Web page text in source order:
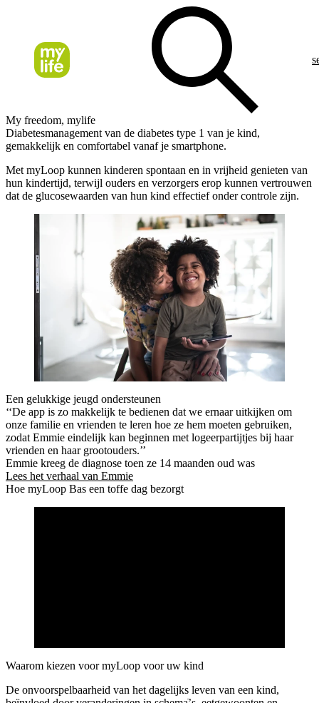
My freedom, mylife
Diabetesmanagement van de diabetes type 1 van je kind,
gemakkelijk en comfortabel vanaf je smartphone.
Met myLoop kunnen kinderen spontaan en in vrijheid genieten van
hun kindertijd, terwijl ouders en verzorgers erop kunnen vertrouwen
dat de glucosewaarden van hun kind effectief onder controle zijn.
Een gelukkige jeugd ondersteunen
‘‘De app is zo makkelijk te bedienen dat we ernaar uitkijken om
onze familie en vrienden te leren hoe ze hem moeten gebruiken,
zodat Emmie eindelijk kan beginnen met logeerpartijtjes bij haar
vrienden en haar grootouders.’’
Emmie kreeg de diagnose toen ze 14 maanden oud was
Lees het verhaal van Emmie
Hoe myLoop Bas een toffe dag bezorgt
Waarom kiezen voor myLoop voor uw kind
De onvoorspelbaarheid van het dagelijks leven van een kind,